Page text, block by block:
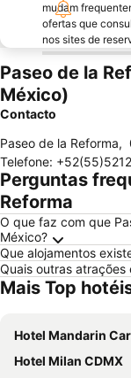
mudam
ofertas que
nos sites de
Paseo de la
México)
Contacto
Paseo de la Reforma,
Telefone:
Perguntas
Reforma
O que faz com que
México?
Que alojamentos
Quais outras atrações
Mais Top
Hotel Mandarin
Hotel Milan CDMX